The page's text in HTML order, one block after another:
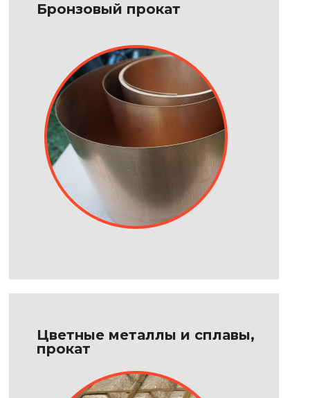
Бронзовый прокат
Цветные металлы и сплавы,
прокат